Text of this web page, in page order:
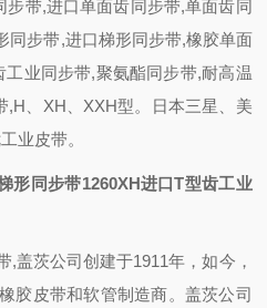
步带,进口单面齿同步带,单面齿同
同步带,进口梯形同步带,橡胶单面
业同步带,聚氨酯同步带,耐高温
,H、XH、XXH型。日本三星、美
业皮带。
形同步带1260XH进口T型齿工业
,盖茨公司创建于1911年，如今，
胶皮带和软管制造商。盖茨公司